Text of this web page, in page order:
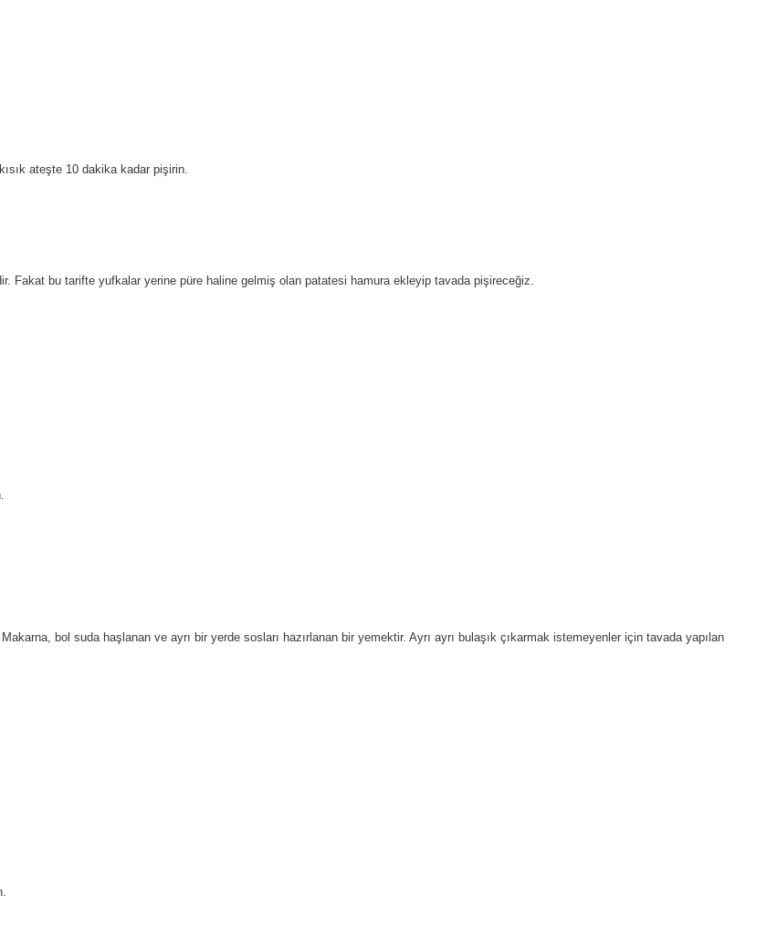
ateşte 10 dakika kadar pişirin.
Fakat bu tarifte yufkalar yerine püre haline gelmiş olan patatesi hamura ekleyip tavada pişireceğiz.
bol suda haşlanan ve ayrı bir yerde sosları hazırlanan bir yemektir. Ayrı ayrı bulaşık çıkarmak istemeyenler için tavada yapılan